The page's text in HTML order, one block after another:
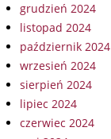
grudzień 2024
listopad 2024
październik 2024
wrzesień 2024
sierpień 2024
lipiec 2024
czerwiec 2024